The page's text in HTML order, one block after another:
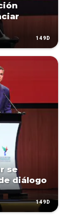
149D
se
diálogo
149D